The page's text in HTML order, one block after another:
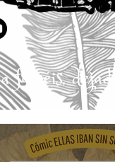
forcéis,